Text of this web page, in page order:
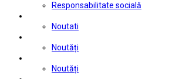
Responsabilitate socială
Noutati
Noutăți
Noutăți